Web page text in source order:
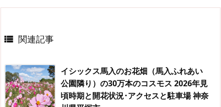
 関連記事
イシックス馬入のお花畑（馬入ふれあい
公園隣り）の30万本のコスモス 2026年見
頃時期と開花状況･アクセスと駐車場 神奈